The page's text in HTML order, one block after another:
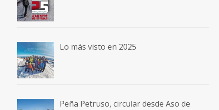
Lo más visto en 2025
Peña Petruso, circular desde Aso de